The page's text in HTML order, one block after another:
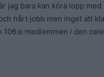
jag bara kan köra lopp
hårt jobb men inget att
106:e medlemmen i den